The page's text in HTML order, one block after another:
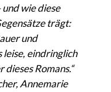
wie diese
trägt:
und
leise, eindringlich
Romans.“
Annemarie